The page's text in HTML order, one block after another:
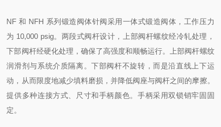
NF 和 NFH 系列锻造阀体针阀采用一体式锻造阀体，工作压力
为 10,000 psig。两段式阀杆设计，上部阀杆螺纹经冷轧处理，
下部阀杆经硬化处理，确保了高强度和顺畅运行。上部阀杆螺纹
润滑剂与系统介质隔离。下部阀杆不旋转，而是沿直线上下运
动，从而限度地减少填料磨损，并降低阀座与阀杆之间的摩擦。
提供多种连接方式、尺寸和手柄颜色。手柄采用双锁销牢固固
定。